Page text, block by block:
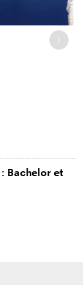
Bachelor et